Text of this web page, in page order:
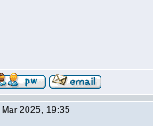
Mar 2025, 19:35